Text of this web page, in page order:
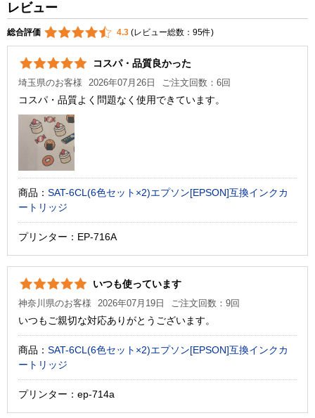
レビュー
総合評価 4.3 (レビュー総数：95件)
コスパ・品質良かった
埼玉県のお客様 2026年07月26日 ご注文回数：6回
コスパ・品質よく問題なく使用できています。
商品： SAT-6CL(6色セット×2)エプソン[EPSON]互換インクカ
ートリッジ
プリンター：EP-716A
いつも使っています
神奈川県のお客様 2026年07月19日 ご注文回数：9回
いつもご親切な対応ありがとうございます。
商品： SAT-6CL(6色セット×2)エプソン[EPSON]互換インクカ
ートリッジ
プリンター：ep-714a